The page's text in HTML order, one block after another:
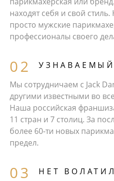
находят себя и свой
просто мужские
профессионалы своего
Мы сотрудничаем с Jack
другими известными во
Наша российская
11 стран и 7 столиц. За
более 60‑ти новых
предел.
НЕТ